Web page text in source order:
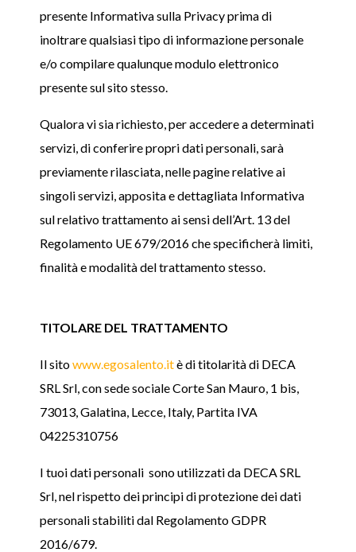
presente Informativa sulla Privacy prima di
inoltrare qualsiasi tipo di informazione personale
e/o compilare qualunque modulo elettronico
presente sul sito stesso.
Qualora vi sia richiesto, per accedere a determinati
servizi, di conferire propri dati personali, sarà
previamente rilasciata, nelle pagine relative ai
singoli servizi, apposita e dettagliata Informativa
sul relativo trattamento ai sensi dell’Art. 13 del
Regolamento UE 679/2016 che specificherà limiti,
finalità e modalità del trattamento stesso.
TITOLARE DEL TRATTAMENTO
Il sitowww.egosalento.itè di titolarità di DECA
SRL Srl, con sede sociale Corte San Mauro, 1 bis,
73013, Galatina, Lecce, Italy, Partita IVA
04225310756
I tuoi dati personali sono utilizzati da DECA SRL
Srl, nel rispetto dei principi di protezione dei dati
personali stabiliti dal Regolamento GDPR
2016/679.